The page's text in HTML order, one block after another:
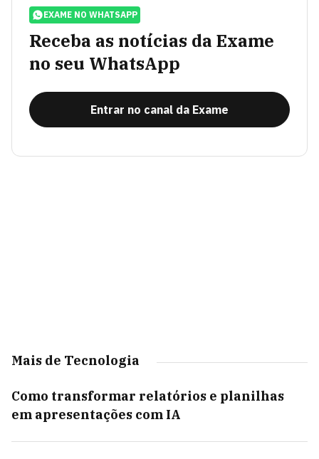
EXAME NO WHATSAPP
Receba as notícias da Exame
no seu WhatsApp
Entrar no canal da Exame
Mais de Tecnologia
Como transformar relatórios e planilhas
em apresentações com IA